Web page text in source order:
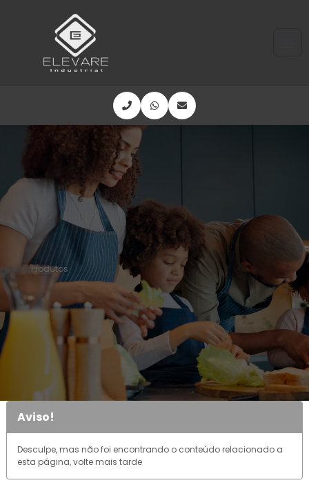
HomeProdutos
Aviso!
Desculpe, mas não foi encontrando o conteúdo relacionado a
esta página, volte mais tarde